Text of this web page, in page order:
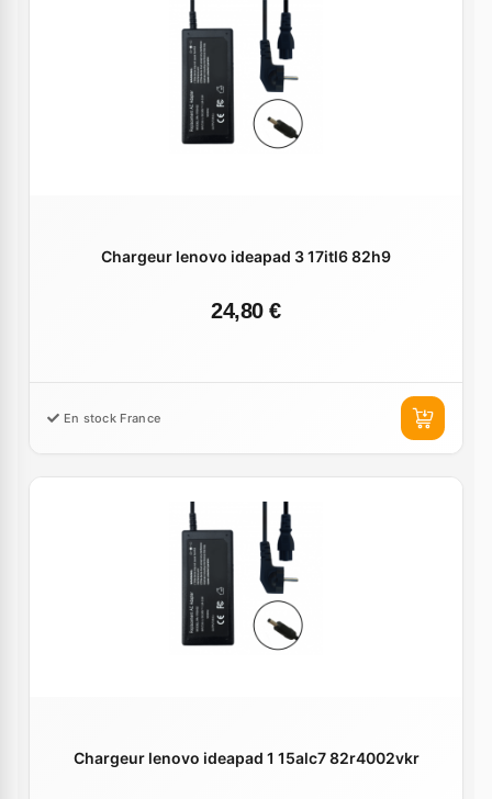
Chargeur lenovo ideapad 3 17itl6 82h9
24,80 €
En stock France
Chargeur lenovo ideapad 1 15alc7 82r4002vkr